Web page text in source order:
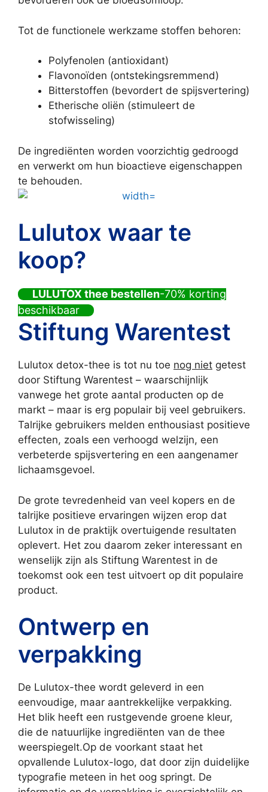
Tot de functionele werkzame stoffen behoren:
Polyfenolen (antioxidant)
Flavonoïden (ontstekingsremmend)
Bitterstoffen (bevordert de spijsvertering)
Etherische oliën (stimuleert de
stofwisseling)
De ingrediënten worden voorzichtig gedroogd
en verwerkt om hun bioactieve eigenschappen
te behouden.
Lulutox waar te
koop?
LULUTOX thee bestellen-70% korting
beschikbaar
Stiftung Warentest
Lulutox detox-thee is tot nu toe nog niet getest
door Stiftung Warentest – waarschijnlijk
vanwege het grote aantal producten op de
markt – maar is erg populair bij veel gebruikers.
Talrijke gebruikers melden enthousiast positieve
effecten, zoals een verhoogd welzijn, een
verbeterde spijsvertering en een aangenamer
lichaamsgevoel.
De grote tevredenheid van veel kopers en de
talrijke positieve ervaringen wijzen erop dat
Lulutox in de praktijk overtuigende resultaten
oplevert. Het zou daarom zeker interessant en
wenselijk zijn als Stiftung Warentest in de
toekomst ook een test uitvoert op dit populaire
product.
Ontwerp en
verpakking
De Lulutox-thee wordt geleverd in een
eenvoudige, maar aantrekkelijke verpakking.
Het blik heeft een rustgevende groene kleur,
die de natuurlijke ingrediënten van de thee
weerspiegelt.Op de voorkant staat het
opvallende Lulutox-logo, dat door zijn duidelijke
typografie meteen in het oog springt. De